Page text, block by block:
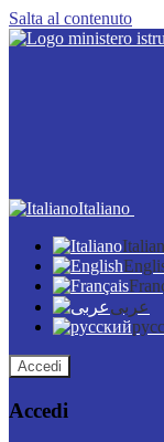
Salta al contenuto
Italiano
عربى
Accedi
Accedi